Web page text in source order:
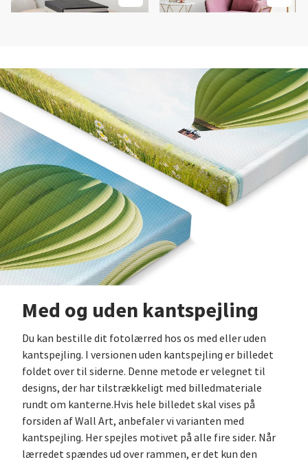
Med og uden kantspejling
Du kan bestille dit fotolærred hos os med eller uden
kantspejling. I versionen uden kantspejling er billedet
foldet over til siderne. Denne metode er velegnet til
designs, der har tilstrækkeligt med billedmateriale
rundt om kanterne.Hvis hele billedet skal vises på
forsiden af Wall Art, anbefaler vi varianten med
kantspejling. Her spejles motivet på alle fire sider. Når
lærredet spændes ud over rammen, er det kun den